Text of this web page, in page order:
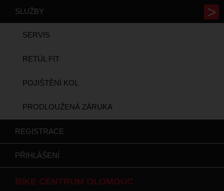
SLUŽBY
SERVIS
RETÜL FIT
POJIŠTĚNÍ KOL
PRODLOUŽENÁ ZÁRUKA
REGISTRACE
PŘIHLÁŠENÍ
BIKE CENTRUM OLOMOUC